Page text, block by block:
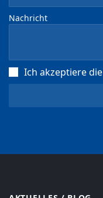
Nachricht
Ich akzeptiere die